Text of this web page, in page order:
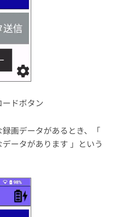
ドボタン
画データがあるとき、「
ータがあります 」という